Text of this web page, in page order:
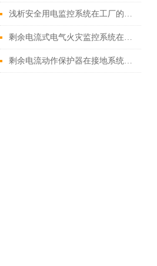
浅析安全用电监控系统在工厂的研究与应用论述
剩余电流式电气火灾监控系统在高层建筑中的应用研究
剩余电流动作保护器在接地系统中的应用